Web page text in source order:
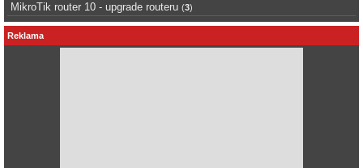
MikroTik router 10 - upgrade routeru (3)
Reklama